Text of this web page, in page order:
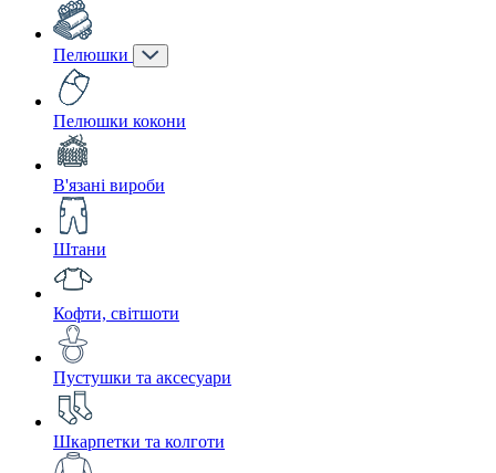
Пелюшки
Пелюшки кокони
В'язані вироби
Штани
Кофти, світшоти
Пустушки та аксесуари
Шкарпетки та колготи